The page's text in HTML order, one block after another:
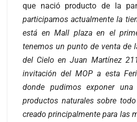
que nació producto de la
participamos actualmente la
está en Mall plaza en el
tenemos un punto de venta de
del Cielo en Juan Martínez
invitación del MOP a esta
donde pudimos exponer
productos naturales sobre
creado principalmente para las